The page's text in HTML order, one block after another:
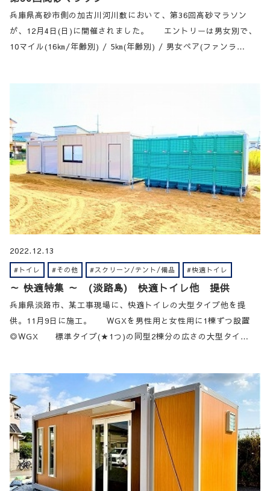
兵庫県高砂市側の加古川河川敷において、第36回高砂マラソン
が、12月4日(日)に開催されました。 エントリーは男女別で、
10マイル(16㎞/年齢別) / 5㎞(年齢別) / 男女ペア(ファンラ…
2022.12.13
#トイレ #その他 #スクリーン/テント/備品 #快適トイレ
～ 快適特集 ～ (淡路島) 快適トイレ他 提供
兵庫県淡路市、某工事現場に、快適トイレの大型タイプ他を提
供。11月9日に施工。 WGXを男性用と女性用に1棟ずつ設置
◎WGX 標準タイプ(★1つ)の同型2棟分の広さの大型タイ…